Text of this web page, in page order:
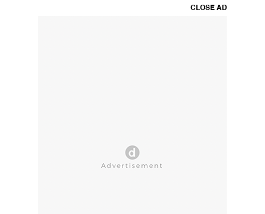
CLOSE AD